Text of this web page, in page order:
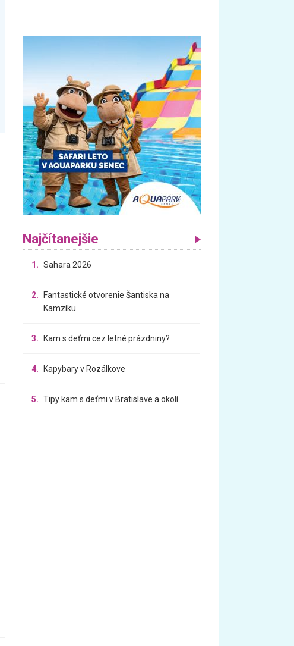
Najčítanejšie
1. Sahara 2026
2.
Fantastické otvorenie Šantiska na
Kamzíku
3. Kam s deťmi cez letné prázdniny?
4. Kapybary v Rozálkove
5. Tipy kam s deťmi v Bratislave a okolí